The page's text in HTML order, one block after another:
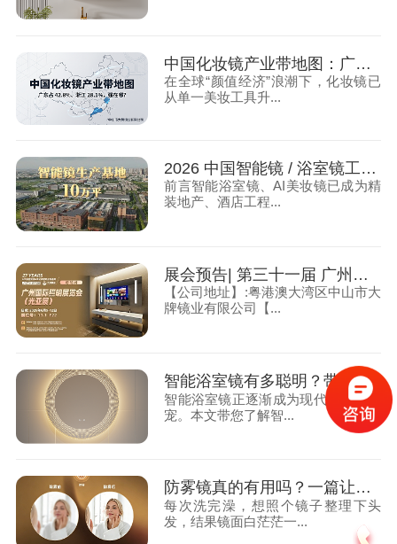
中国化妆镜产业带地图：广东占 42.8%、浙江 28.1%，强在哪？
在全球“颜值经济”浪潮下，化妆镜已
从单一美妆工具升...
2026 中国智能镜 / 浴室镜工厂实力 TOP10：产能、技术、定制、工程交付综合榜
前言智能浴室镜、AI美妆镜已成为精
装地产、酒店工程...
展会预告| 第三十一届 广州国际照明展览会（光亚展）大牌镜业诚邀您莅临
【公司地址】:粤港澳大湾区中山市大
牌镜业有限公司【...
智能浴室镜有多聪明？带你揭秘镜业黑科技
智能浴室镜正逐渐成为现代家庭的新
宠。本文带您了解智...
防雾镜真的有用吗？一篇让你彻底搞懂的科普文！
每次洗完澡，想照个镜子整理下头
发，结果镜面白茫茫一...